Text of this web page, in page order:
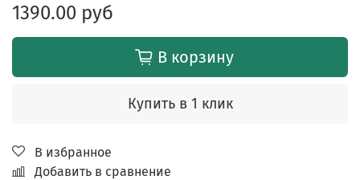
1390.00 руб
В корзину
Купить в 1 клик
В избранное
Добавить в сравнение